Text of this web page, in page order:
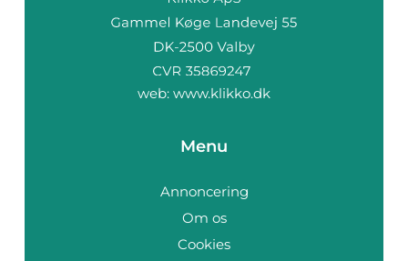
web: www.klikko.dk
Menu
Annoncering
Om os
Cookies